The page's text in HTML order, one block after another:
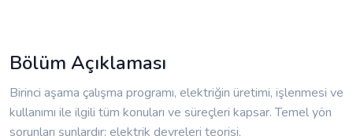
Bölüm Açıklaması
Birinci aşama çalışma programı, elektriğin üretimi, işlenmesi ve
kullanımı ile ilgili tüm konuları ve süreçleri kapsar. Temel yön
sorunları şunlardır: elektrik devreleri teorisi,